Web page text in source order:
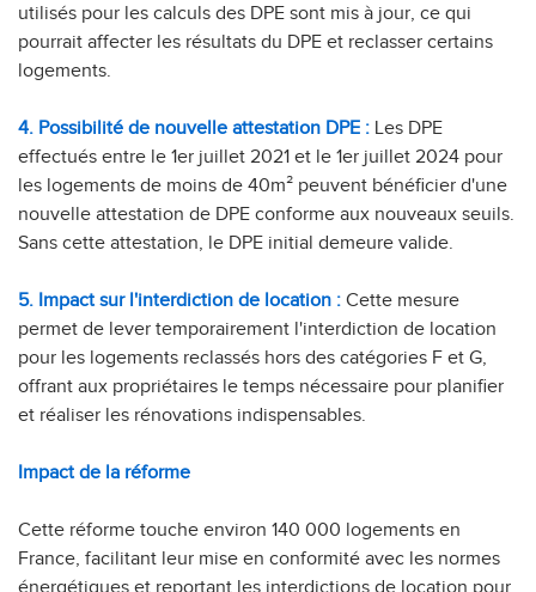
utilisés pour les calculs des DPE sont mis à jour, ce qui
pourrait affecter les résultats du DPE et reclasser certains
logements.
4. Possibilité de nouvelle attestation DPE : Les DPE
effectués entre le 1er juillet 2021 et le 1er juillet 2024 pour
les logements de moins de 40m² peuvent bénéficier d'une
nouvelle attestation de DPE conforme aux nouveaux seuils.
Sans cette attestation, le DPE initial demeure valide.
5. Impact sur l'interdiction de location : Cette mesure
permet de lever temporairement l'interdiction de location
pour les logements reclassés hors des catégories F et G,
offrant aux propriétaires le temps nécessaire pour planifier
et réaliser les rénovations indispensables.
Impact de la réforme
Cette réforme touche environ 140 000 logements en
France, facilitant leur mise en conformité avec les normes
énergétiques et reportant les interdictions de location pour